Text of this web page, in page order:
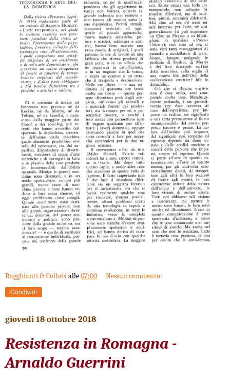
Ragghianti & Collobialle07:00 Nessun commento:
Condividi
giovedì 18 ottobre 2018
Resistenza in Romagna -
Arnaldo Guerrini